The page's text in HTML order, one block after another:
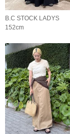
B.C STOCK LADYS
152cm